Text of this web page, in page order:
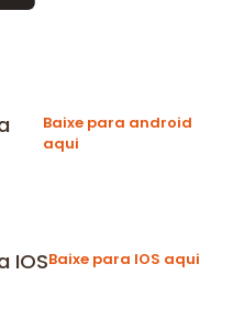
Baixe para android
aqui
IOSBaixe para IOS aqui